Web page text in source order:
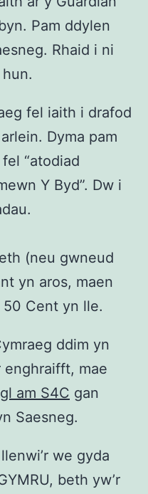
Pam ddylen
Rhaid i ni
fel iaith i drafod
Dyma pam
fel “atodiad
Y Byd”. Dw i
(neu gwneud
yn aros, maen
Cent yn lle.
ddim yn
mae
am S4C gan
Saesneg.
we gyda
beth yw’r